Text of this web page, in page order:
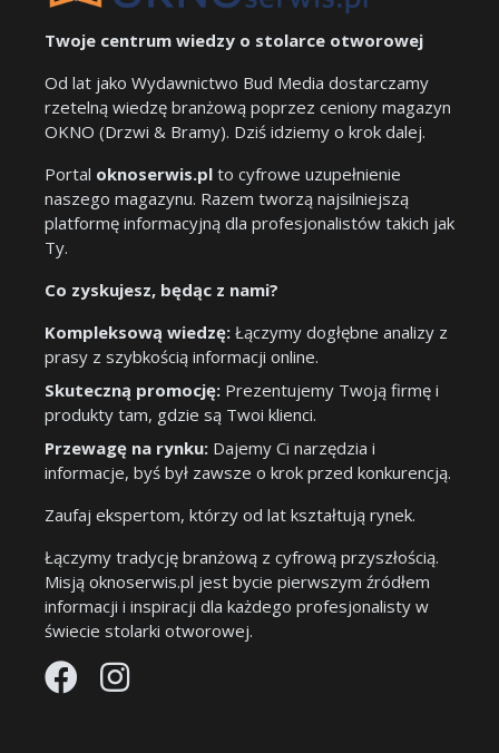
Twoje centrum wiedzy o stolarce otworowej
Od lat jako Wydawnictwo Bud Media dostarczamy
rzetelną wiedzę branżową poprzez ceniony magazyn
OKNO (Drzwi & Bramy). Dziś idziemy o krok dalej.
Portal oknoserwis.pl to cyfrowe uzupełnienie
naszego magazynu. Razem tworzą najsilniejszą
platformę informacyjną dla profesjonalistów takich jak
Ty.
Co zyskujesz, będąc z nami?
Kompleksową wiedzę: Łączymy dogłębne analizy z
prasy z szybkością informacji online.
Skuteczną promocję: Prezentujemy Twoją firmę i
produkty tam, gdzie są Twoi klienci.
Przewagę na rynku: Dajemy Ci narzędzia i
informacje, byś był zawsze o krok przed konkurencją.
Zaufaj ekspertom, którzy od lat kształtują rynek.
Łączymy tradycję branżową z cyfrową przyszłością.
Misją oknoserwis.pl jest bycie pierwszym źródłem
informacji i inspiracji dla każdego profesjonalisty w
świecie stolarki otworowej.